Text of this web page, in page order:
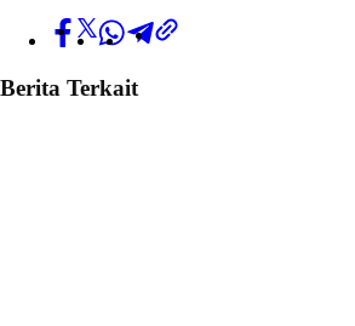
Berita Terkait